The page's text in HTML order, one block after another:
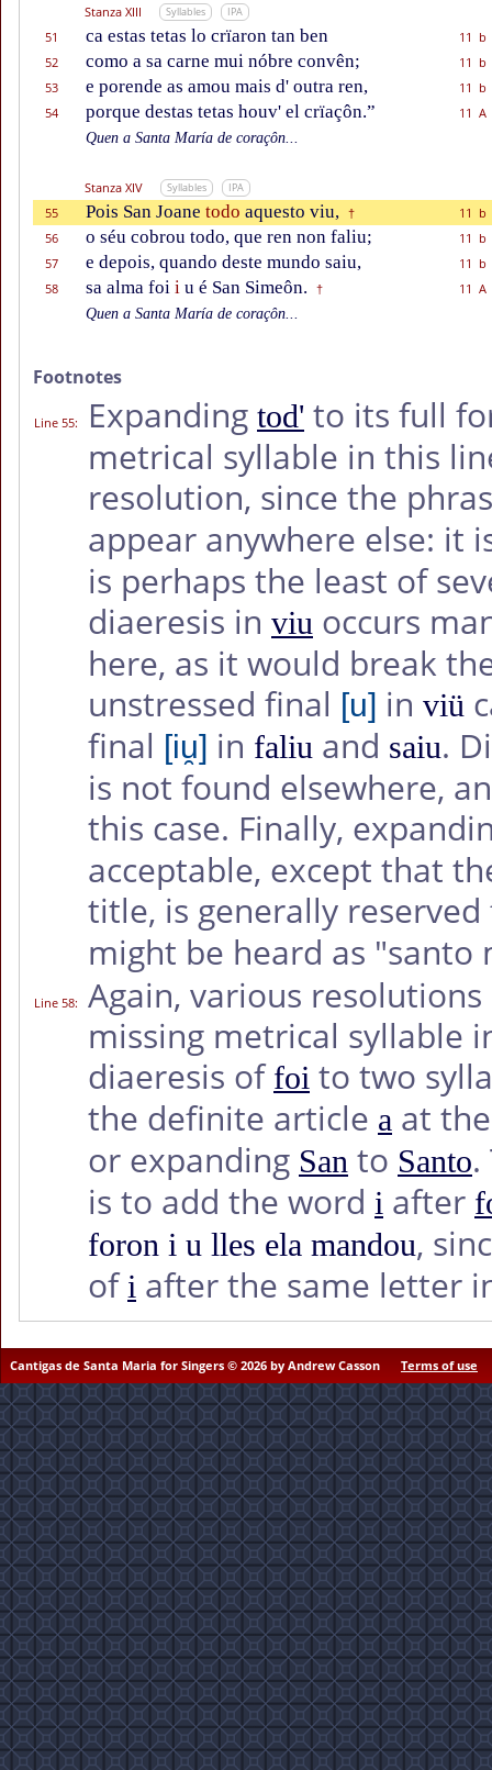
Stanza XIII Syllables IPA
51 ca estas tetas lo crïaron tan ben
11 b
52
como a sa carne mui nóbre convên;
11 b
53
e porende as amou mais d' outra ren,
11 b
54
porque destas tetas houv' el crïaçôn.”
11 A
Quen a Santa María de coraçôn...
Stanza XIV Syllables IPA
55 Pois San Joane todo aquesto viu, †
11 b
56
o séu cobrou todo, que ren non faliu;
11 b
57
e depois, quando deste mundo saiu,
11 b
58
sa alma foi i u é San Simeôn. †
11 A
Quen a Santa María de coraçôn...
Footnotes
Line 55: Expanding tod' to its full
metrical syllable in this
resolution, since the
appear anywhere else: it
is perhaps the least of
diaeresis in viu occurs
here, as it would break
unstressed final [u] in viü
final [iu̯] in faliu and saiu.
is not found elsewhere,
this case. Finally,
acceptable, except that
title, is generally
might be heard as "santo
Line 58:
Again, various
missing metrical syllable
diaeresis of foi to two
the definite article a at
or expanding San to Santo
is to add the word i after
foron i u lles ela mandou,
of i after the same letter
Cantigas de Santa Maria for Singers © 2026 by Andrew Casson Terms of use